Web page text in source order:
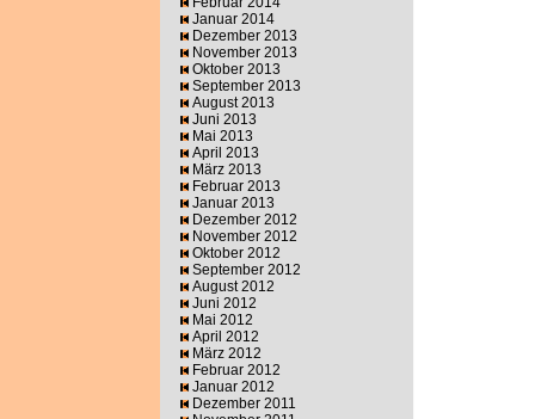
Januar 2014
Dezember 2013
November 2013
Oktober 2013
September 2013
August 2013
Juni 2013
Mai 2013
April 2013
März 2013
Februar 2013
Januar 2013
Dezember 2012
November 2012
Oktober 2012
September 2012
August 2012
Juni 2012
Mai 2012
April 2012
März 2012
Februar 2012
Januar 2012
Dezember 2011